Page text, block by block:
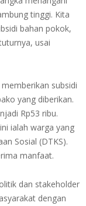
tinggi. Kita
bahan pokok,
usai
subsidi
yang diberikan.
Rp53 ribu.
ialah warga yang
Sosial (DTKS).
manfaat.
dan stakeholder
dengan